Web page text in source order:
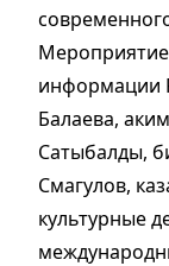
информации
Балаева,
Сатыбалды,
Смагулов,
культурные